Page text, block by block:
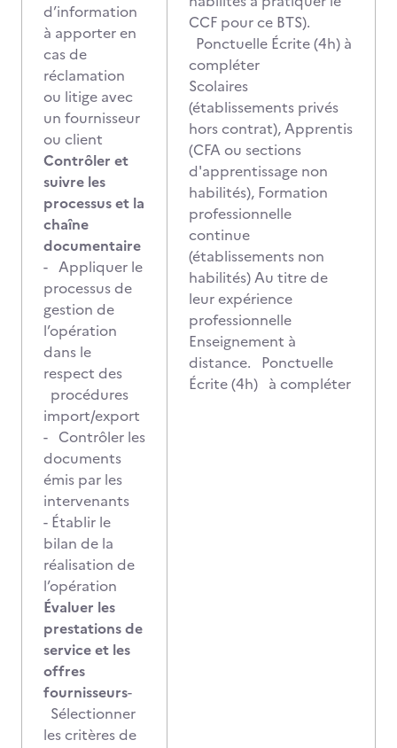
d’information
à apporter en
cas de
réclamation
ou litige avec
un fournisseur
ou client
Contrôler et
suivre les
processus et la
chaîne
documentaire
- Appliquer le
processus de
gestion de
l’opération
dans le
respect des
procédures
import/export
- Contrôler les
documents
émis par les
intervenants
- Établir le
bilan de la
réalisation de
l’opération
Évaluer les
prestations de
service et les
offres
fournisseurs-
Sélectionner
les critères de
CCF pour ce BTS).
Ponctuelle Écrite (4h) à
compléter
Scolaires
(établissements privés
hors contrat), Apprentis
(CFA ou sections
d'apprentissage non
habilités), Formation
professionnelle
continue
(établissements non
habilités) Au titre de
leur expérience
professionnelle
Enseignement à
distance. Ponctuelle
Écrite (4h) à compléter